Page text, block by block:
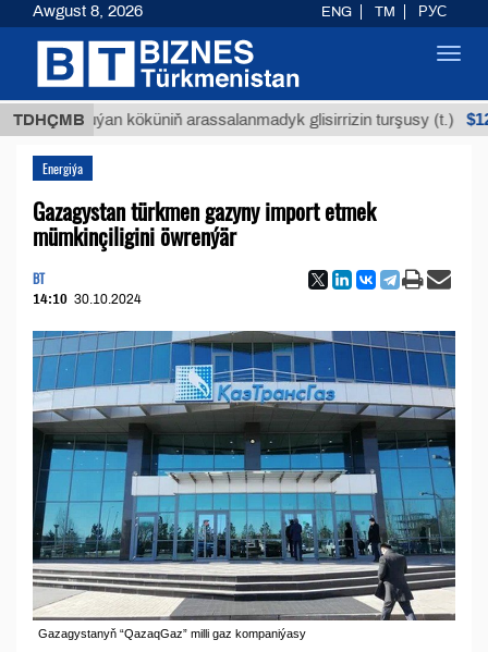
TDHÇMB
Buýan köküniň arassalanmadyk glisirrizin turşusy (t.) $12935,18
Energiýa
Gazagystan türkmen gazyny import etmek
mümkinçiligini öwrenýär
BT
14:10 30.10.2024
Gazagystanyň “QazaqGaz” milli gaz kompaniýasy
Awgust 8, 2026 ENG TM РУС